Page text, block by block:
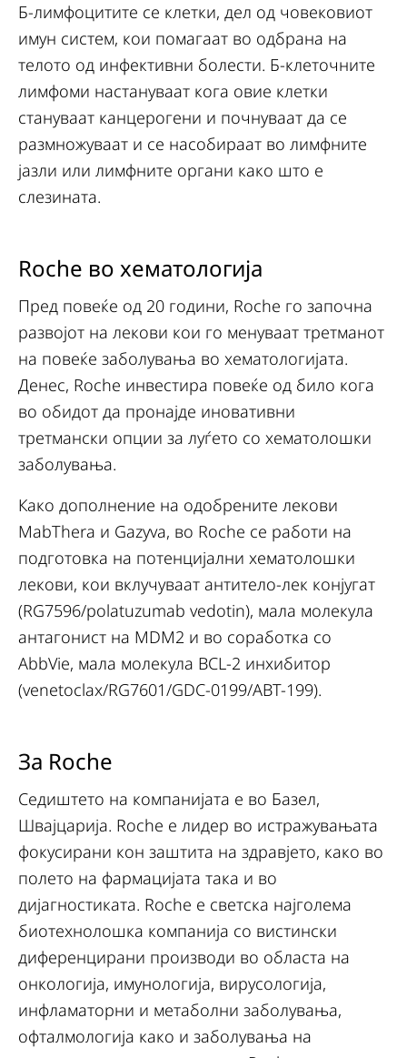
Б-лимфоцитите се клетки, дел од човековиот
имун систем, кои помагаат во одбрана на
телото од инфективни болести. Б-клеточните
лимфоми настануваат кога овие клетки
стануваат канцерогени и почнуваат да се
размножуваат и се насобираат во лимфните
јазли или лимфните органи како што е
слезината.
Roche во хематологија
Пред повеќе од 20 години, Roche го започна
развојот на лекови кои го менуваат третманот
на повеќе заболувања во хематологијата.
Денес, Roche инвестира повеќе од било кога
во обидот да пронајде иновативни
третмански опции за луѓето со хематолошки
заболувања.
Како дополнение на одобрените лекови
MabThera и Gazyva, во Roche се работи на
подготовка на потенцијални хематолошки
лекови, кои вклучуваат антитело-лек конјугат
(RG7596/polatuzumab vedotin), мала молекула
антагонист на MDM2 и во соработка со
AbbVie, мала молекула BCL-2 инхибитор
(venetoclax/RG7601/GDC-0199/ABT-199).
За Roche
Седиштето на компанијата е во Базел,
Швајцарија. Roche е лидер во истражувањата
фокусирани кон заштита на здравјето, како во
полето на фармацијата така и во
дијагностиката. Roche е светска најголема
биотехнолошка компанија со вистински
диференцирани производи во областа на
онкологија, имунологија, вирусологија,
инфламаторни и метаболни заболувања,
офталмологија како и заболувања на